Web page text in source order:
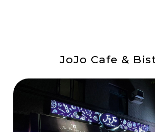
JoJo Cafe &